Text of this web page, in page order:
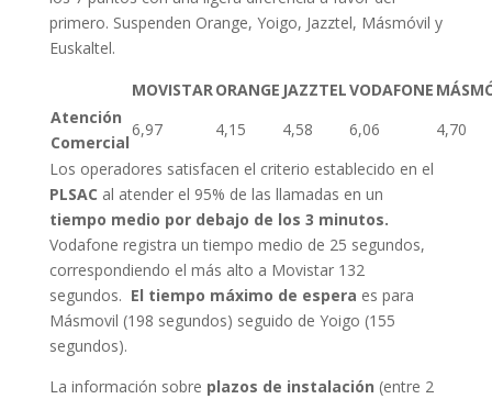
primero. Suspenden Orange, Yoigo, Jazztel, Másmóvil y
Euskaltel.
MOVISTARORANGE JAZZTELVODAFONE
Atención
Comercial
6,97 4,15 4,58 6,06
4,70
Los operadores satisfacen el criterio establecido en el
PLSAC al atender el 95% de las llamadas en un
tiempo medio por debajo de los 3 minutos.
Vodafone registra un tiempo medio de 25 segundos,
correspondiendo el más alto a Movistar 132
segundos. El tiempo máximo de espera es para
Másmovil (198 segundos) seguido de Yoigo (155
segundos).
La información sobre plazos de instalación (entre 2